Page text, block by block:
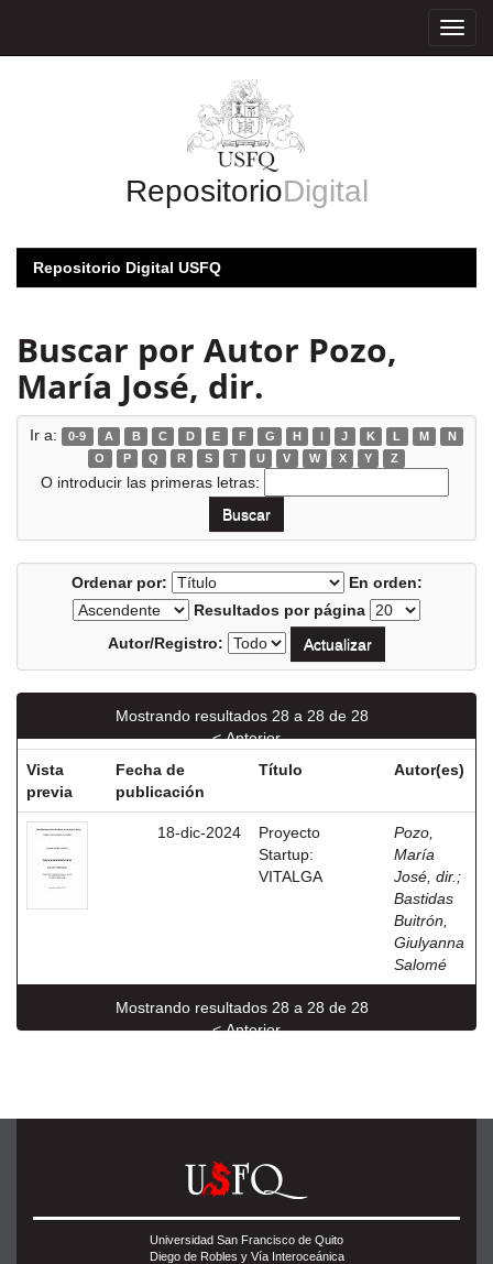
RepositorioDigital
Repositorio Digital USFQ
Buscar por Autor Pozo,
María José, dir.
Ir a: 0-9 A B C D E F G H I J K L M
N
O
P Q R S T U V W X Y Z
O introducir las primeras letras:
Ordenar por:
En orden:
Resultados por página
Autor/Registro:
Mostrando resultados 28 a 28 de 28
< Anterior
Vista
previa
Fecha de
publicación
Título Autor(es)
18-dic-2024
Proyecto
Startup:
VITALGA
Pozo,
María
José, dir. ;
Bastidas
Buitrón,
Giulyanna
Salomé
Mostrando resultados 28 a 28 de 28
< Anterior
Universidad San Francisco de Quito
Diego de Robles y Vía Interoceánica